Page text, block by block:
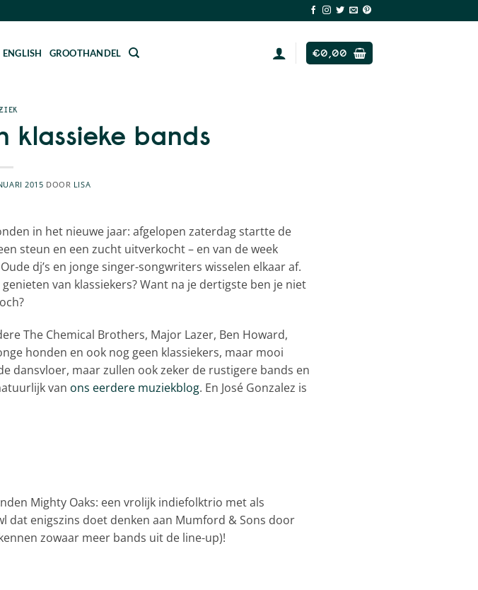
ENGLISH GROOTHANDEL €0,00
klassieke bands
2015 DOOR LISA
in het nieuwe jaar: afgelopen zaterdag startte de
steun en een zucht uitverkocht – en van de week
dj’s en jonge singer-songwriters wisselen elkaar af.
van klassiekers? Want na je dertigste ben je niet
The Chemical Brothers, Major Lazer, Ben Howard,
honden en ook nog geen klassiekers, maar mooi
dansvloer, maar zullen ook zeker de rustigere bands en
van ons eerdere muziekblog. En José Gonzalez is
Mighty Oaks: een vrolijk indiefolktrio met als
dat enigszins doet denken aan Mumford & Sons door
zowaar meer bands uit de line-up)!